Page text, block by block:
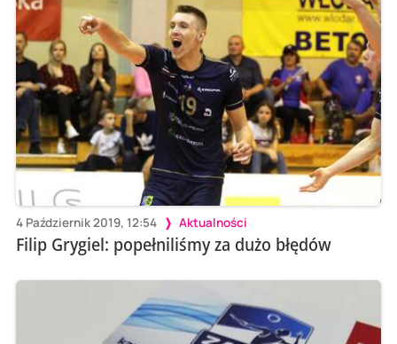
4 Październik 2019, 12:54 Aktualności
Filip Grygiel: popełniliśmy za dużo błędów